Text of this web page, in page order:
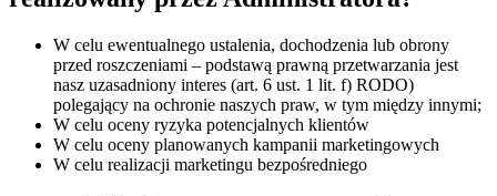
W celu ewentualnego ustalenia, dochodzenia lub obrony
przed roszczeniami – podstawą prawną przetwarzania jest
nasz uzasadniony interes (art. 6 ust. 1 lit. f) RODO)
polegający na ochronie naszych praw, w tym między innymi;
W celu oceny ryzyka potencjalnych klientów
W celu oceny planowanych kampanii marketingowych
W celu realizacji marketingu bezpośredniego